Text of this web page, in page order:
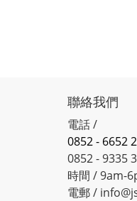
聯絡我們
電話 /
0852 - 6652
0852 - 9335
時間 / 9am-
電郵 /